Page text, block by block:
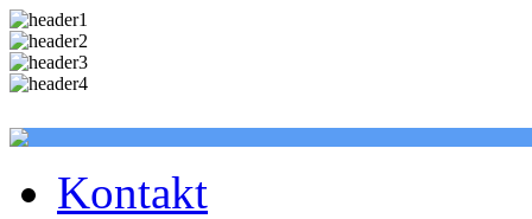
Kontakt